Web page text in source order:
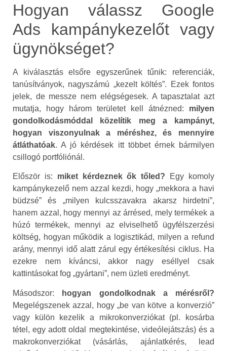
Hogyan válassz Google
Ads kampánykezelőt vagy
ügynökséget?
A kiválasztás elsőre egyszerűnek tűnik: referenciák,
tanúsítványok, nagyszámú „kezelt költés”. Ezek fontos
jelek, de messze nem elégségesek. A tapasztalat azt
mutatja, hogy három területet kell átnézned: milyen
gondolkodásmóddal közelítik meg a kampányt,
hogyan viszonyulnak a méréshez, és mennyire
átláthatóak. A jó kérdések itt többet érnek bármilyen
csillogó portfóliónál.
Először is: miket kérdeznek ők tőled? Egy komoly
kampánykezelő nem azzal kezdi, hogy „mekkora a havi
büdzsé” és „milyen kulcsszavakra akarsz hirdetni”,
hanem azzal, hogy mennyi az árrésed, mely termékek a
húzó termékek, mennyi az elviselhető ügyfélszerzési
költség, hogyan működik a logisztikád, milyen a refund
arány, mennyi idő alatt zárul egy értékesítési ciklus. Ha
ezekre nem kíváncsi, akkor nagy eséllyel csak
kattintásokat fog „gyártani”, nem üzleti eredményt.
Másodszor:
hogyan gondolkodnak a mérésről?
Megelégszenek azzal, hogy „be van kötve a konverzió”
vagy külön kezelik a mikrokonverziókat (pl. kosárba
tétel, egy adott oldal megtekintése, videólejátszás) és a
makrokonverziókat (vásárlás, ajánlatkérés, lead